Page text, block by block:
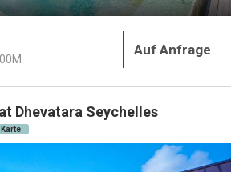
Auf Anfrage
Dhevatara Seychelles
Karte